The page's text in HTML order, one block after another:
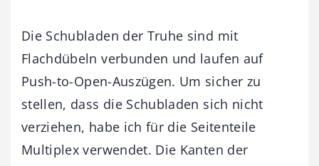
Die Schubladen der Truhe sind mit
Flachdübeln verbunden und laufen auf
Push-to-Open-Auszügen. Um sicher zu
stellen, dass die Schubladen sich nicht
verziehen, habe ich für die Seitenteile
Multiplex verwendet. Die Kanten der